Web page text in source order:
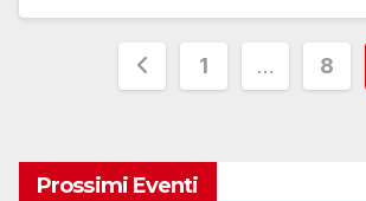
Paginazione
articoli
1 … 8
Prossimi Eventi